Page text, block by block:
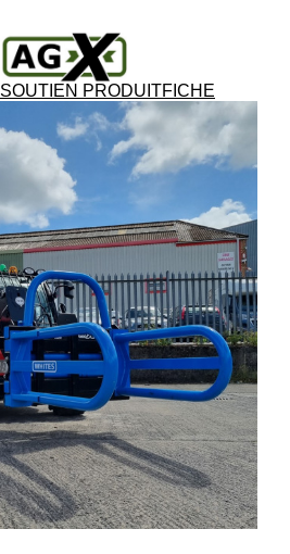
SOUTIEN PRODUITFICHE